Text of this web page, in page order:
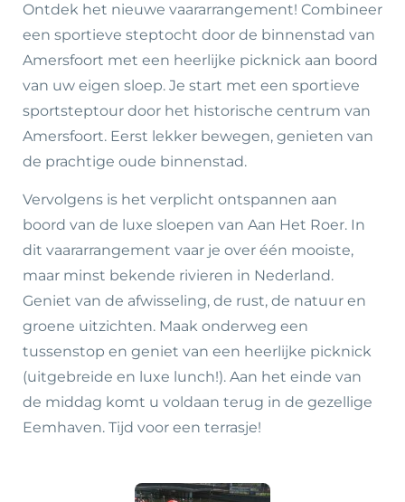
Ontdek het nieuwe vaararrangement! Combineer
een sportieve steptocht door de binnenstad van
Amersfoort met een heerlijke picknick aan boord
van uw eigen sloep. Je start met een sportieve
sportsteptour door het historische centrum van
Amersfoort. Eerst lekker bewegen, genieten van
de prachtige oude binnenstad.
Vervolgens is het verplicht ontspannen aan
boord van de luxe sloepen van Aan Het Roer. In
dit vaararrangement vaar je over één mooiste,
maar minst bekende rivieren in Nederland.
Geniet van de afwisseling, de rust, de natuur en
groene uitzichten. Maak onderweg een
tussenstop en geniet van een heerlijke picknick
(uitgebreide en luxe lunch!). Aan het einde van
de middag komt u voldaan terug in de gezellige
Eemhaven. Tijd voor een terrasje!